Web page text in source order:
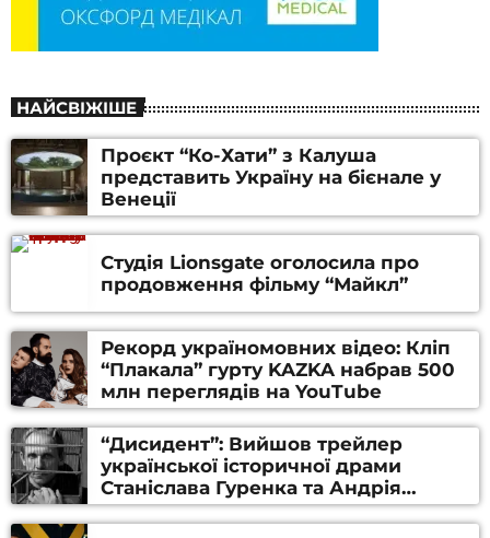
НАЙСВІЖІШЕ
Проєкт “Ко-Хати” з Калуша
представить Україну на бієнале у
Венеції
Студія Lionsgate оголосила про
продовження фільму “Майкл”
Рекорд україномовних відео: Кліп
“Плакала” гурту KAZKA набрав 500
млн переглядів на YouTube
“Дисидент”: Вийшов трейлер
української історичної драми
Станіслава Гуренка та Андрія
Алфьорова (ВІДЕО)